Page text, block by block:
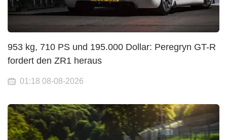
953 kg, 710 PS und 195.000 Dollar: Peregryn GT-R
fordert den ZR1 heraus
01:18 08-08-2026